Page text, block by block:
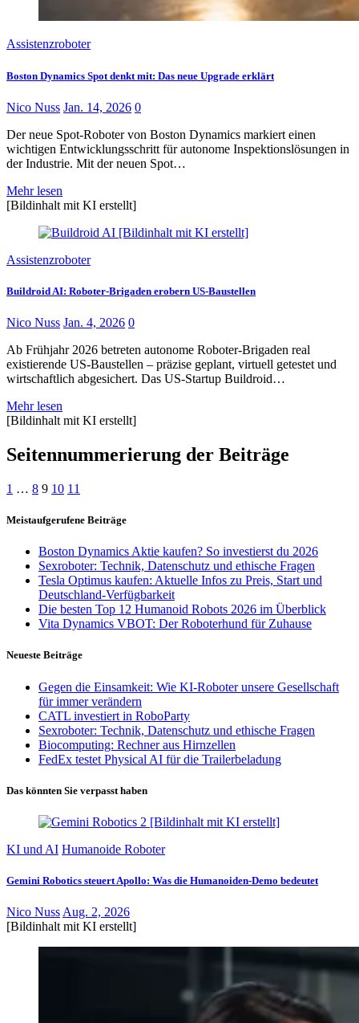
Assistenzroboter
Boston Dynamics Spot denkt mit: Das neue Upgrade erklärt
Nico Nuss Jan. 14, 2026 0
Der neue Spot-Roboter von Boston Dynamics markiert einen
wichtigen Entwicklungsschritt für autonome Inspektionslösungen in
der Industrie. Mit der neuen Spot…
Mehr lesen
[Bildinhalt mit KI erstellt]
Assistenzroboter
Buildroid AI: Roboter-Brigaden erobern US-Baustellen
Nico Nuss Jan. 4, 2026 0
Ab Frühjahr 2026 betreten autonome Roboter-Brigaden real
existierende US-Baustellen – präzise geplant, virtuell getestet und
wirtschaftlich abgesichert. Das US-Startup Buildroid…
Mehr lesen
[Bildinhalt mit KI erstellt]
Seitennummerierung der Beiträge
1 … 8 9 10 11
Meistaufgerufene Beiträge
Boston Dynamics Aktie kaufen? So investierst du 2026
Sexroboter: Technik, Datenschutz und ethische Fragen
Tesla Optimus kaufen: Aktuelle Infos zu Preis, Start und
Deutschland-Verfügbarkeit
Die besten Top 12 Humanoid Robots 2026 im Überblick
Vita Dynamics VBOT: Der Roboterhund für Zuhause
Neueste Beiträge
Gegen die Einsamkeit: Wie KI-Roboter unsere Gesellschaft
für immer verändern
CATL investiert in RoboParty
Sexroboter: Technik, Datenschutz und ethische Fragen
Biocomputing: Rechner aus Hirnzellen
FedEx testet Physical AI für die Trailerbeladung
Das könnten Sie verpasst haben
KI und AI Humanoide Roboter
Gemini Robotics steuert Apollo: Was die Humanoiden-Demo bedeutet
Nico Nuss Aug. 2, 2026
[Bildinhalt mit KI erstellt]